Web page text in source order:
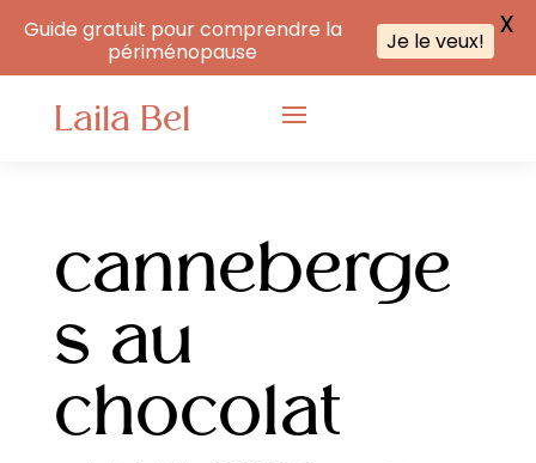
Laila Bel
canneberge
s au
chocolat
Guide gratuit pour comprendre la
périménopause
Je le veux! X